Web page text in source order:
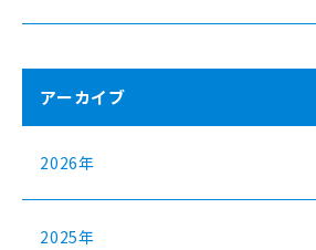
アーカイブ
2026年
2025年